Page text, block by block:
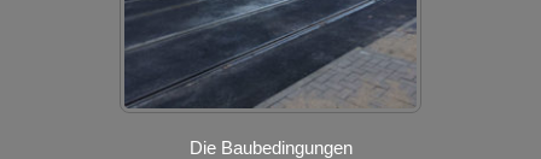
Die Baubedingungen